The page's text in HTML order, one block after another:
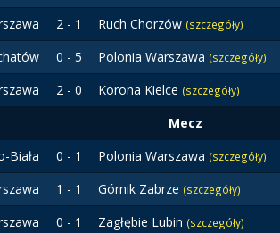
2 - 1 Ruch Chorzów (szczegóły)
0 - 5 Polonia Warszawa (szczegóły)
2 - 0 Korona Kielce (szczegóły)
Mecz
Biała 0 - 1 Polonia Warszawa (szczegóły)
1 - 1 Górnik Zabrze (szczegóły)
0 - 1 Zagłębie Lubin (szczegóły)